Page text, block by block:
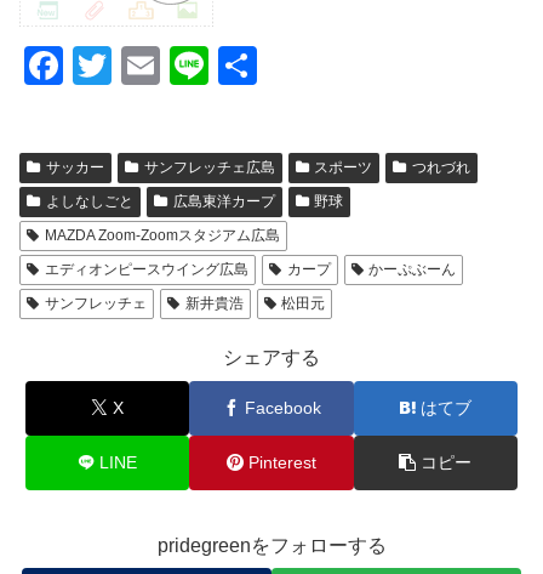
F
c
e
b
o
o
T
tt
er
E
ail
Li
e
サッカー サンフレッチェ広島 スポーツ
つれづれ
よしなしごと
広島東洋カープ
野球
MAZDA Zoom-Zoomスタジアム広島
エディオンピースウイング広島
カープ
かーぷぶーん
サンフレッチェ
新井貴浩 松田元
シェアする
X Facebook はてブ
LINE Pinterest コピー
pridegreenをフォローする